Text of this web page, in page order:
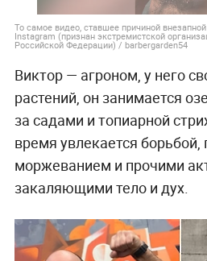
То самое видео, ставшее причиной
Instagram (признан экстремистской
Российской Федерации) / barbergarden54
Виктор — агроном, у него
растений, он занимается
за садами и топиарной
время увлекается борьбой,
моржеванием и прочими
закаляющими тело и дух.